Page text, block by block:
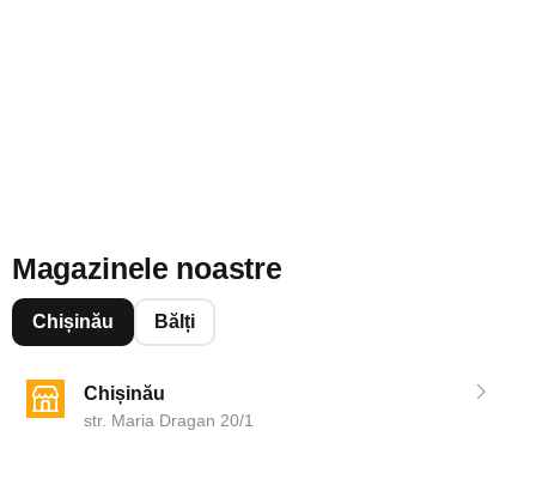
Magazinele noastre
Chișinău Bălți
Chișinău
str. Maria Dragan 20/1